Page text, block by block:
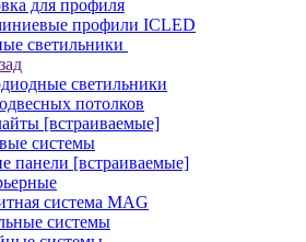
для профиля
профили ICLED
светильники
светильники
потолков
[встраиваемые]
системы
панели [встраиваемые]
система MAG
системы